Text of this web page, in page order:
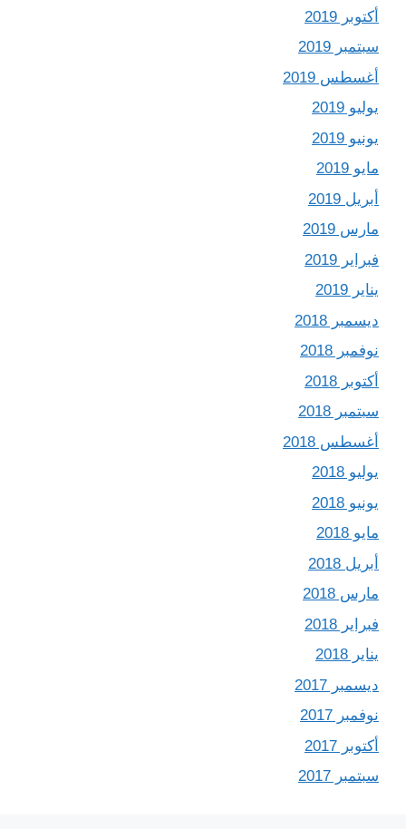
أكتوبر 2019
سبتمبر 2019
أغسطس 2019
يوليو 2019
يونيو 2019
مايو 2019
أبريل 2019
مارس 2019
فبراير 2019
يناير 2019
ديسمبر 2018
نوفمبر 2018
أكتوبر 2018
سبتمبر 2018
أغسطس 2018
يوليو 2018
يونيو 2018
مايو 2018
أبريل 2018
مارس 2018
فبراير 2018
يناير 2018
ديسمبر 2017
نوفمبر 2017
أكتوبر 2017
سبتمبر 2017